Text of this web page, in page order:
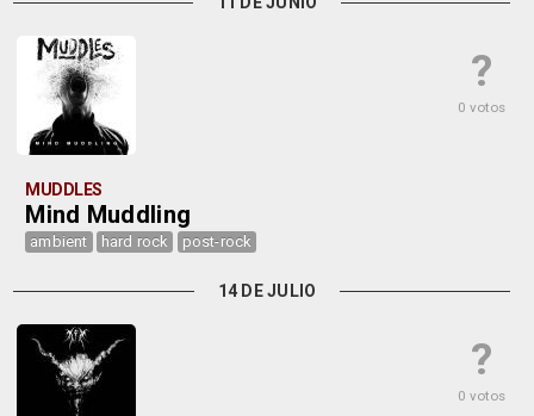
?
0 votos
MUDDLES
Mind Muddling
ambient hard rock post-rock
14 DE JULIO
?
0 votos